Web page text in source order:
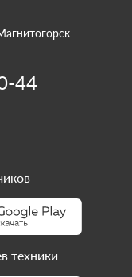
44
техники